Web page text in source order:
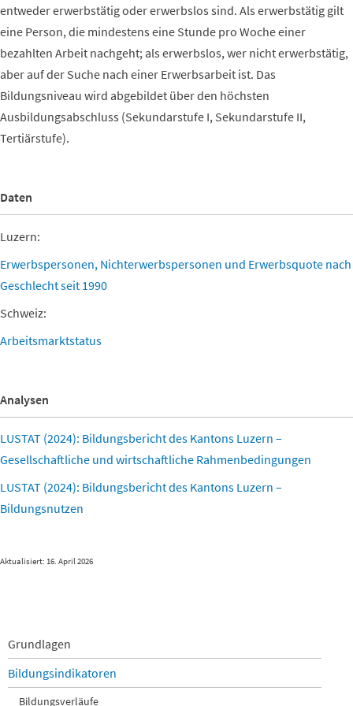
entweder erwerbstätig oder erwerbslos sind. Als erwerbstätig gilt
eine Person, die mindestens eine Stunde pro Woche einer
bezahlten Arbeit nachgeht; als erwerbslos, wer nicht erwerbstätig,
aber auf der Suche nach einer Erwerbsarbeit ist. Das
Bildungsniveau wird abgebildet über den höchsten
Ausbildungsabschluss (Sekundarstufe I, Sekundarstufe II,
Tertiärstufe).
Daten
Luzern:
Erwerbspersonen, Nichterwerbspersonen und Erwerbsquote nach
Geschlecht seit 1990
Schweiz:
Arbeitsmarktstatus
Analysen
LUSTAT (2024): Bildungsbericht des Kantons Luzern –
Gesellschaftliche und wirtschaftliche Rahmenbedingungen
LUSTAT (2024): Bildungsbericht des Kantons Luzern –
Bildungsnutzen
Aktualisiert: 16. April 2026
Navigation
überspringen
Grundlagen
Bildungsindikatoren
Bildungsverläufe